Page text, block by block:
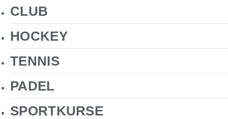
Über uns
Jobs
Clubgelände
Gastronomie
Förderverein Hockey
Kontakt
CLUB
HOCKEY
TENNIS
PADEL
SPORTKURSE